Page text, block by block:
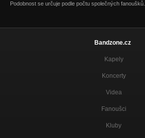
Podobnost se určuje podle počtu společných fanoušků.
Bandzone.cz
Kapely
Koncerty
Videa
Fanoušci
Kluby